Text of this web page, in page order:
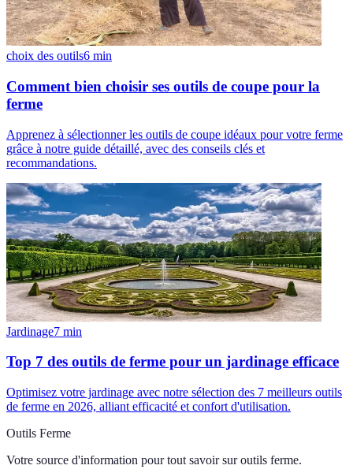
choix des outils6 min
Comment bien choisir ses outils de coupe pour la
ferme
Apprenez à sélectionner les outils de coupe idéaux pour votre ferme
grâce à notre guide détaillé, avec des conseils clés et
recommandations.
Jardinage7 min
Top 7 des outils de ferme pour un jardinage efficace
Optimisez votre jardinage avec notre sélection des 7 meilleurs outils
de ferme en 2026, alliant efficacité et confort d'utilisation.
Outils Ferme
Votre source d'information pour tout savoir sur outils ferme.